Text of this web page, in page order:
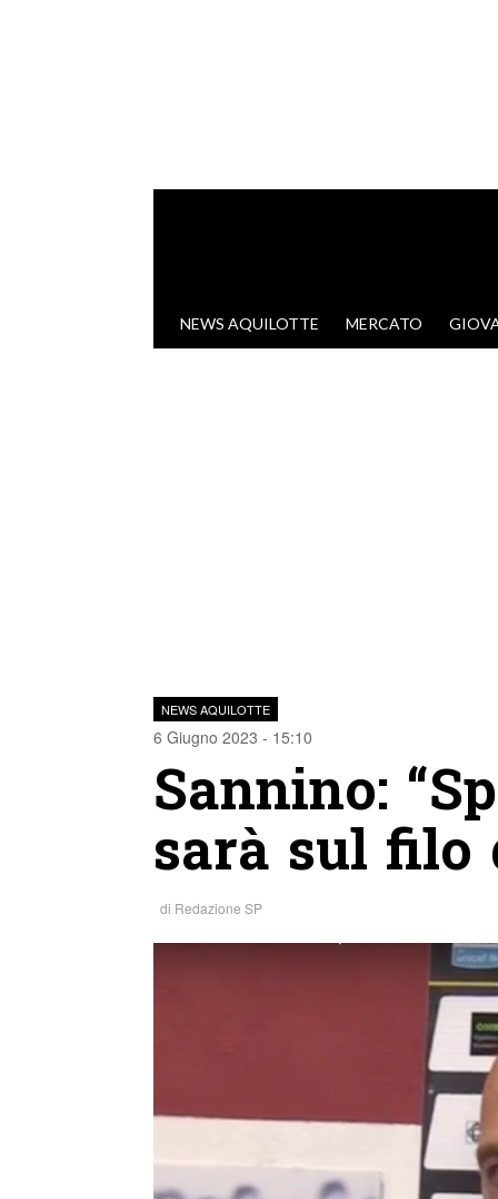
VAI AL CONTENUTO
NEWS AQUILOTTE MERCATO
NEWS AQUILOTTE
6 Giugno 2023 - 15:10
Sannino:
sarà sul filo
di Redazione SP